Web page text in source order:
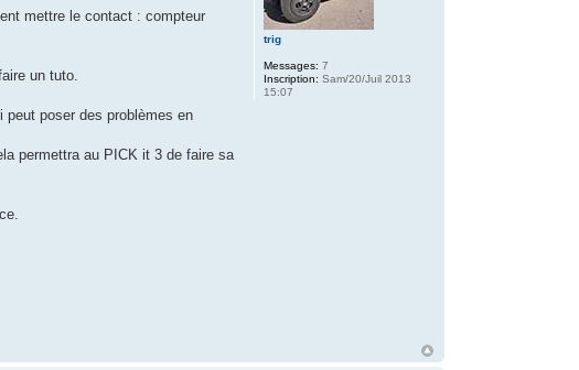
mettre le contact : compteur
un tuto.
poser des problèmes en
permettra au PICK it 3 de faire sa
trig
Messages: 7
Inscription: Sam/20/Juil 2013
15:07